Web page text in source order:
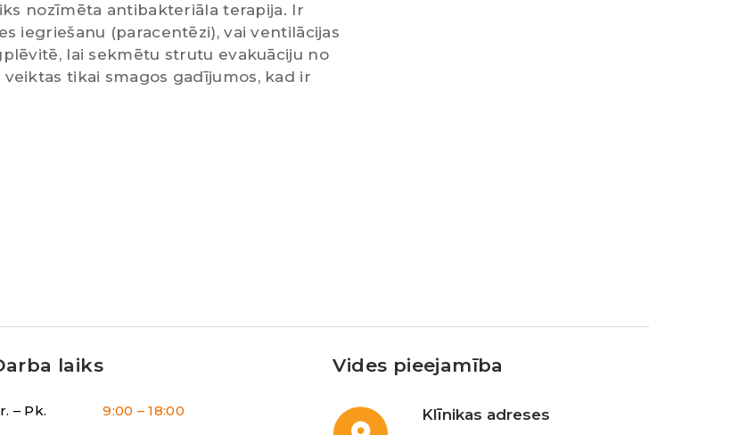
nozīmēta antibakteriāla terapija. Ir
iegriešanu (paracentēzi), vai ventilācijas
lai sekmētu strutu evakuāciju no
tikai smagos gadījumos, kad ir
laiks
– Pk.
9:00 – 18:00
Vides pieejamība
Klīnikas adreses